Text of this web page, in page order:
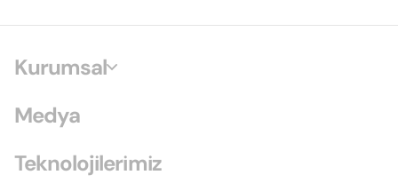
Kurumsal
Medya
Teknolojilerimiz